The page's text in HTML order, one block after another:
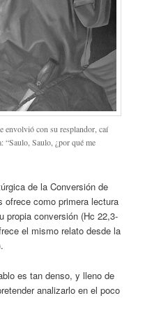
envolvió con su resplandor, caí
“Saulo, Saulo, ¿por qué me
de la Conversión de
como primera lectura
propia conversión (Hc 22,3-
el mismo relato desde la
es tan denso, y lleno de
analizarlo en el poco